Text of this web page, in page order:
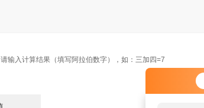
请输入计算结果（填写阿拉伯数字），如：三加四=7